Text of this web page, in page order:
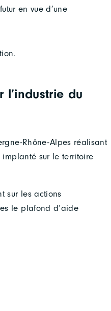
en vue d’une
l’industrie du
Rhône-Alpes réalisant
implanté sur le territoire
sur les actions
le plafond d’aide